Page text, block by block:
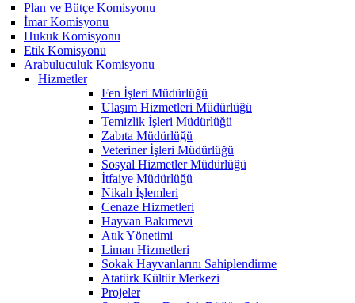
Plan ve Bütçe Komisyonu
İmar Komisyonu
Hukuk Komisyonu
Etik Komisyonu
Arabuluculuk Komisyonu
Hizmetler
Fen İşleri Müdürlüğü
Ulaşım Hizmetleri Müdürlüğü
Temizlik İşleri Müdürlüğü
Zabıta Müdürlüğü
Veteriner İşleri Müdürlüğü
Sosyal Hizmetler Müdürlüğü
İtfaiye Müdürlüğü
Nikah İşlemleri
Cenaze Hizmetleri
Hayvan Bakımevi
Atık Yönetimi
Liman Hizmetleri
Sokak Hayvanlarını Sahiplendirme
Atatürk Kültür Merkezi
Projeler